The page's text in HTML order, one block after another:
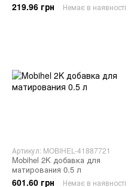
219.96 грн Немає в наявності
Артикул: MOBIHEL-41887721
Mobihel 2K добавка для
матирования 0.5 л
601.60 грн Немає в наявності